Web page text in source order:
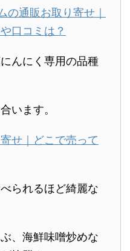
の通販お取り寄せ｜
口コミは？
んにく専用の品種
います。
せ｜どこで売って
られるほど綺麗な
、海鮮味噌炒めな